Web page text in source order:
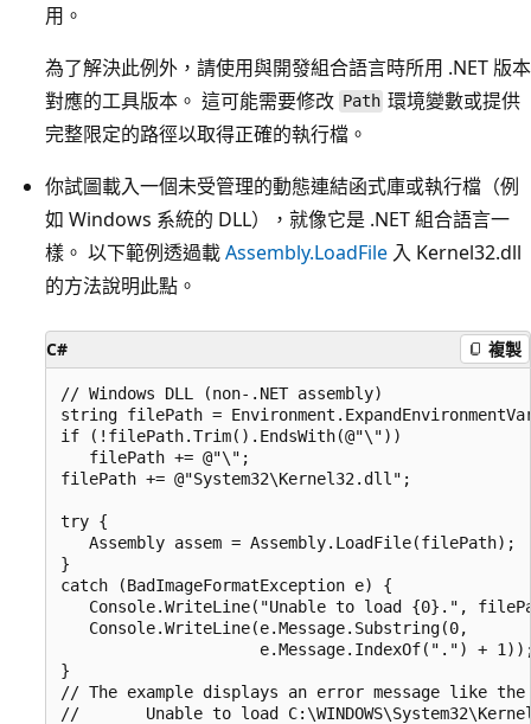
用。
為了解決此例外，請使用與開發組合語言時所用 .NET 版本
對應的工具版本。 這可能需要修改 Path 環境變數或提供
完整限定的路徑以取得正確的執行檔。
你試圖載入一個未受管理的動態連結函式庫或執行檔（例
如 Windows 系統的 DLL），就像它是 .NET 組合語言一
樣。 以下範例透過載Assembly.LoadFile 入 Kernel32.dll
的方法說明此點。
C# 複製
// Windows DLL (non-.NET assembly)
string filePath =
if (!filePath.Trim().EndsWith(@"\"))
   filePath += @"\";
filePath += @"System32\Kernel32.dll";
try {
   Assembly assem = Assembly.LoadFile(filePath);
}
catch (BadImageFormatException e) {
Console.WriteLine("Unable to load {0}.",
   Console.WriteLine(e.Message.Substring(0,
e.Message.IndexOf(".") +
}
// The example displays an error message like
//       Unable to load